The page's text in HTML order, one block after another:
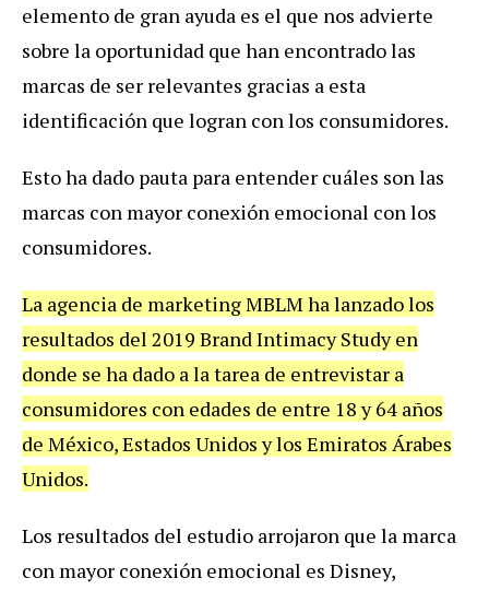
elemento de gran ayuda es el que nos advierte
sobre la oportunidad que han encontrado las
marcas de ser relevantes gracias a esta
identificación que logran con los consumidores.
Esto ha dado pauta para entender cuáles son las
marcas con mayor conexión emocional con los
consumidores.
La agencia de marketing MBLM ha lanzado los
resultados del 2019 Brand Intimacy Study en
donde se ha dado a la tarea de entrevistar a
consumidores con edades de entre 18 y 64 años
de México, Estados Unidos y los Emiratos Árabes
Unidos.
Los resultados del estudio arrojaron que la marca
con mayor conexión emocional es Disney,